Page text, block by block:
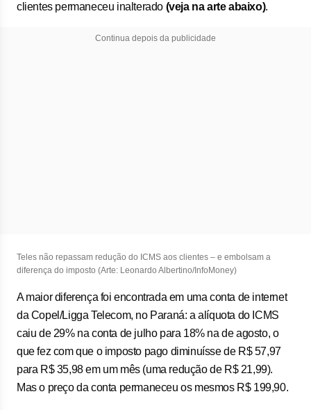
clientes permaneceu inalterado (veja na arte abaixo).
Continua depois da publicidade
Teles não repassam redução do ICMS aos clientes – e embolsam a
diferença do imposto (Arte: Leonardo Albertino/InfoMoney)
A maior diferença foi encontrada em uma conta de internet
da Copel/Ligga Telecom, no Paraná: a alíquota do ICMS
caiu de 29% na conta de julho para 18% na de agosto, o
que fez com que o imposto pago diminuísse de R$ 57,97
para R$ 35,98 em um mês (uma redução de R$ 21,99).
Mas o preço da conta permaneceu os mesmos R$ 199,90.